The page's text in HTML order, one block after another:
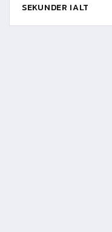
SEKUNDER IALT